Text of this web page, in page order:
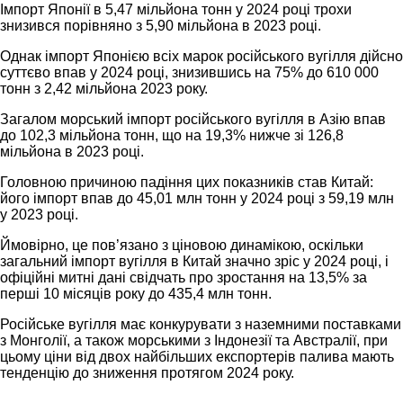
Імпорт Японії в 5,47 мільйона тонн у 2024 році трохи
знизився порівняно з 5,90 мільйона в 2023 році.
Однак імпорт Японією всіх марок російського вугілля дійсно
суттєво впав у 2024 році, знизившись на 75% до 610 000
тонн з 2,42 мільйона 2023 року.
Загалом морський імпорт російського вугілля в Азію впав
до 102,3 мільйона тонн, що на 19,3% нижче зі 126,8
мільйона в 2023 році.
Головною причиною падіння цих показників став Китай:
його імпорт впав до 45,01 млн тонн у 2024 році з 59,19 млн
у 2023 році.
Ймовірно, це пов’язано з ціновою динамікою, оскільки
загальний імпорт вугілля в Китай значно зріс у 2024 році, і
офіційні митні дані свідчать про зростання на 13,5% за
перші 10 місяців року до 435,4 млн тонн.
Російське вугілля має конкурувати з наземними поставками
з Монголії, а також морськими з Індонезії та Австралії, при
цьому ціни від двох найбільших експортерів палива мають
тенденцію до зниження протягом 2024 року.